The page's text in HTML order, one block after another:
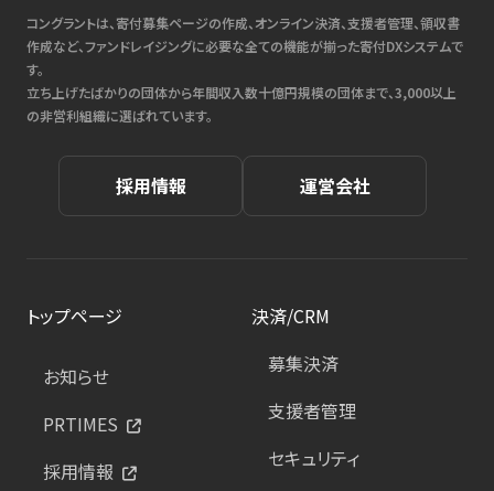
コングラントは、寄付募集ページの作成、オンライン決済、支援者管理、領収書
作成など、ファンドレイジングに必要な全ての機能が揃った寄付DXシステムで
す。
立ち上げたばかりの団体から年間収入数十億円規模の団体まで、3,000以上
の非営利組織に選ばれています。
採用情報 運営会社
トップページ
お知らせ
PRTIMES
採用情報
決済/CRM
募集決済
支援者管理
セキュリティ